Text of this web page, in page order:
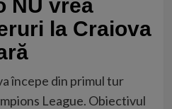
NU vrea
la Craiova
începe din primul tur
League. Obiectivul